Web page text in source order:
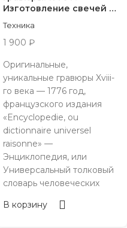
Изготовление свечей и
Техника
1 900 ₽
Оригинальные,
уникальные гравюры Xviii-
го века — 1776 год,
французского издания
«Encyclopedie, ou
dictionnaire universel
raisonne» —
Энциклопедия, или
Универсальный толковый
словарь человеческих
В корзину